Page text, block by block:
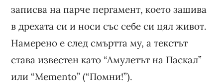
записва на парче пергамент, което зашива
в дрехата си и носи със себе си цял живот.
Намерено е след смъртта му, а текстът
става известен като “Амулетът на Паскал”
или “Memento” (“Помни!”).